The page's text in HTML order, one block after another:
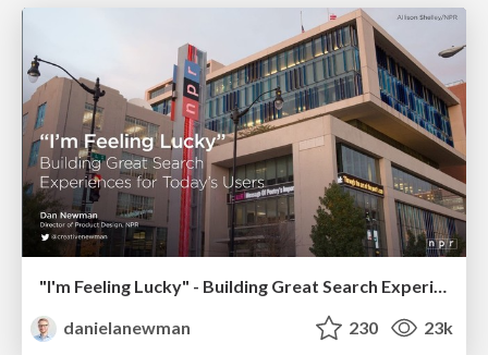
"I'm Feeling Lucky" - Building Great Search Experiences for Today's Users (#IAC19)
danielanewman
230 23k